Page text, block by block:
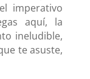
imperativo
aquí, la
ineludible,
te asuste,